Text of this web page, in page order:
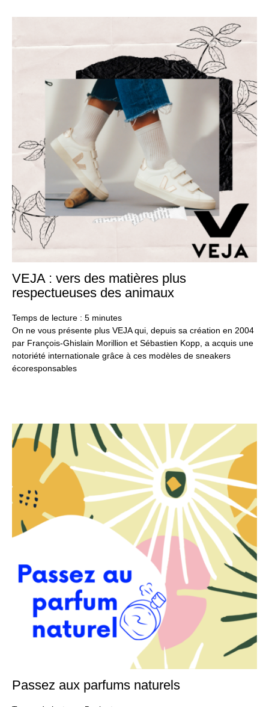
VEJA : vers des matières plus
respectueuses des animaux
Temps de lecture : 5 minutes
On ne vous présente plus VEJA qui, depuis sa création en 2004
par François-Ghislain Morillion et Sébastien Kopp, a acquis une
notoriété internationale grâce à ces modèles de sneakers
écoresponsables
Passez aux parfums naturels